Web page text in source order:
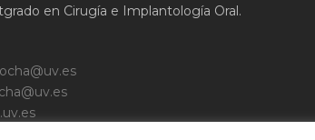
en Cirugía e Implantología Oral.